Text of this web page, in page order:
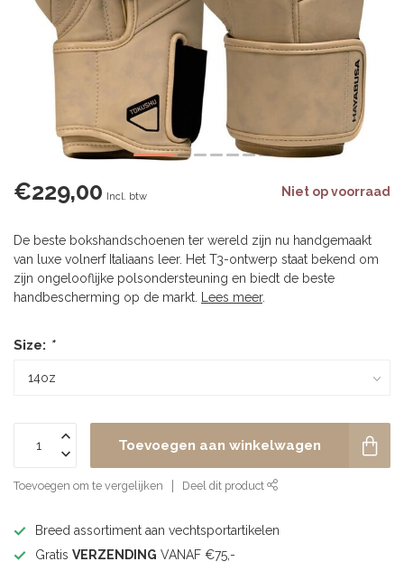
€229,00 Incl. btw Niet op voorraad
De beste bokshandschoenen ter wereld zijn nu handgemaakt
van luxe volnerf Italiaans leer. Het T3-ontwerp staat bekend om
zijn ongelooflijke polsondersteuning en biedt de beste
handbescherming op de markt.
Lees meer.
Size: *
Toevoegen aan winkelwagen
Toevoegen om te vergelijken Deel dit product
Breed assortiment aan vechtsportartikelen
Gratis VERZENDING VANAF €75,-